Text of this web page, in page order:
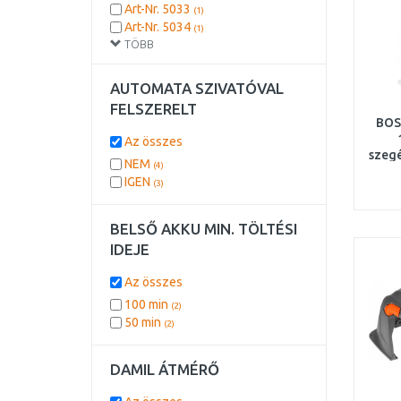
(1)
4,5 kW(1)
5 kW
TÖBB
Art-Nr. 5033 (1)
Art-Nr. 5034 (1)
Art-Nr. 5038
AUTOMATA SZIVATÓVAL
FELSZERELT
Az összes
NEM (4)
IGEN (3)
BELSŐ AKKU MIN. TÖLTÉSI
IDEJE
Az összes
100 min (2)
50 min (2)
DAMIL ÁTMÉRŐ